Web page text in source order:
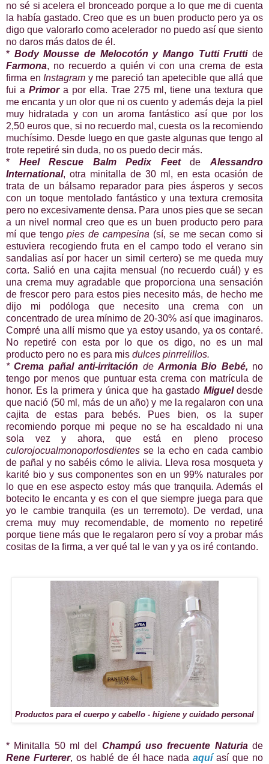
no sé si acelera el bronceado porque a lo que me di cuenta
la había gastado. Creo que es un buen producto pero ya os
digo que valorarlo como acelerador no puedo así que siento
no daros más datos de él.
* Body Mousse de Melocotón y Mango Tutti Fruttide
Farmona, no recuerdo a quién vi con una crema de esta
firma en Instagram y me pareció tan apetecible que allá que
fui a Primora por ella. Trae 275 ml, tiene una textura que
me encanta y un olor que ni os cuento y además deja la piel
muy hidratada y con un aroma fantástico así que por los
2,50 euros que, si no recuerdo mal, cuesta os la recomiendo
muchísimo. Desde luego en que gaste algunas que tengo al
trote repetiré sin duda, no os puedo decir más.
* Heel Rescue Balm Pedix FeetdeAlessandro
International, otra minitalla de 30 ml, en esta ocasión de
trata de un bálsamo reparador para pies ásperos y secos
con un toque mentolado fantástico y una textura cremosita
pero no excesivamente densa. Para unos pies que se secan
a un nivel normal creo que es un buen producto pero para
mí que tengopies de campesina (sí, se me secan como si
estuviera recogiendo fruta en el campo todo el verano sin
sandalias así por hacer un simil certero) se me queda muy
corta. Salió en una cajita mensual (no recuerdo cuál) y es
una crema muy agradable que proporciona una sensación
de frescor pero para estos pies necesito más, de hecho me
dijo mi podóloga que necesito una crema con un
concentrado de urea mínimo de 20-30% así que imaginaros.
Compré una allí mismo que ya estoy usando, ya os contaré.
No repetiré con esta por lo que os digo, no es un mal
producto pero no es para mis dulces pinrrelillos.
*Crema pañal anti-irritación de Armonia Bio Bebé, no
tengo por menos que puntuar esta crema con matrícula de
honor. Es la primera y única que ha gastado Migueldesde
que nació (50 ml, más de un año) y me la regalaron con una
cajita de estas para bebés. Pues bien, os la super
recomiendo porque mi peque no se ha escaldado ni una
sola vez y ahora, que está en pleno proceso
culorojocualmonoporlosdientes se la echo en cada cambio
de pañal y no sabéis cómo le alivia. Lleva rosa mosqueta y
karité bio y sus componentes son en un 99% naturales por
lo que en ese aspecto estoy más que tranquila. Además el
botecito le encanta y es con el que siempre juega para que
yo le cambie tranquila (es un terremoto). De verdad, una
crema muy muy recomendable, de momento no repetiré
porque tiene más que le regalaron pero sí voy a probar más
cositas de la firma, a ver qué tal le van y ya os iré contando.
Productos para el cuerpo y cabello - higiene y cuidado personal
* Minitalla 50 ml del Champú uso frecuente Naturiade
Rene Furterer, os hablé de él hace nadaaquí así que no